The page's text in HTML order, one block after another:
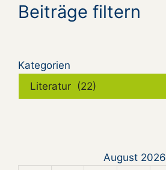
Beiträge filtern
Kategorien
August 2026